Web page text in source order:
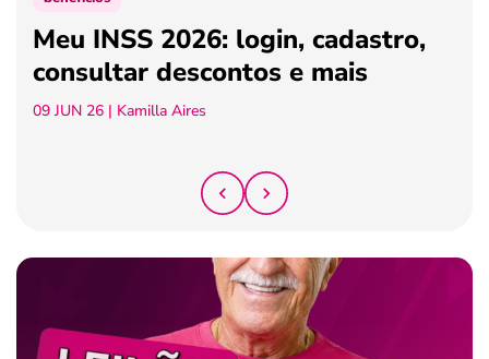
Meu INSS 2026: login, cadastro,
consultar descontos e mais
09 JUN 26 | Kamilla Aires